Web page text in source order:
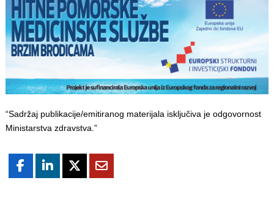
“Sadržaj publikacije/emitiranog materijala isključiva je odgovornost
Ministarstva zdravstva.”